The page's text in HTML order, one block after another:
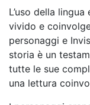
L’uso della
vivido e
personaggi e
storia è un
tutte le sue
una lettura